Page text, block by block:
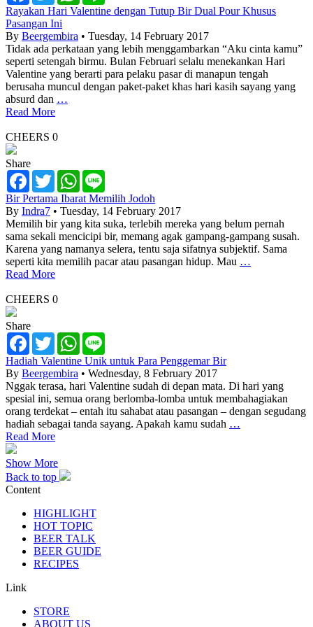
Rayakan Hari Valentine dengan Tutup Bir Dual Pour Khusus
Pasangan Ini
By Beergembira • Tuesday, 14 February 2017
Tidak ada perkataan yang lebih menggambarkan “Aku cinta kamu”
seperti setengah birmu. Bulan Februari selalu menekankan Hari
Valentine yang berarti para pelaku pasar di manapun tengah
berusaha muncul dengan paket-paket khas hari kasih sayang yang
absurd dan …
Read More
CHEERS 0
Share
FacebookTwitterWhatsApp
Bir Pertama Ibarat Memilih Jodoh
By Indra7 • Tuesday, 14 February 2017
Memilih bir yang kita suka, terlebih mereka yang belum pernah
sama sekali mencicipi bir, memang agak gampang-gampang susah.
Karena yang namanya selera, tentu saja sifatnya subjektif. Sama
seperti kita memilih pacar atau pasangan hidup. Mau …
Read More
CHEERS 0
Share
FacebookTwitterWhatsApp
Hadiah Valentine Unik untuk Para Penggemar Bir
By Beergembira • Wednesday, 8 February 2017
Nggak terasa, hari Valentine sudah di depan mata. Di hari yang
spesial ini, semua orang berlomba-lomba untuk membahagiakan
orang terdekat – entah itu sahabat atau pasangan – dengan segudang
hadiah sebagai tanda sayang. Apakah kamu sudah …
Read More
Show More
Back to top
Content
HIGHLIGHT
HOT TOPIC
BEER TALK
BEER GUIDE
RECIPES
Link
STORE
ABOUT US